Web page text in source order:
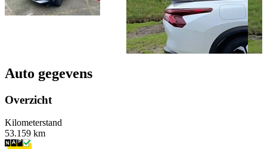
Auto gegevens
Overzicht
Kilometerstand
53.159 km